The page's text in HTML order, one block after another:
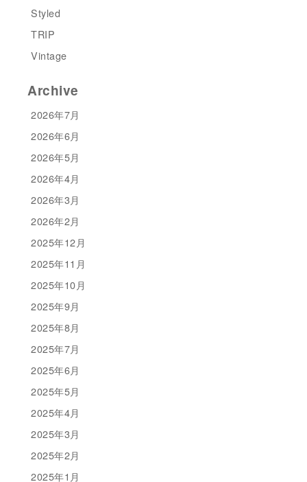
Styled
TRIP
Vintage
Archive
2026年7月
2026年6月
2026年5月
2026年4月
2026年3月
2026年2月
2025年12月
2025年11月
2025年10月
2025年9月
2025年8月
2025年7月
2025年6月
2025年5月
2025年4月
2025年3月
2025年2月
2025年1月